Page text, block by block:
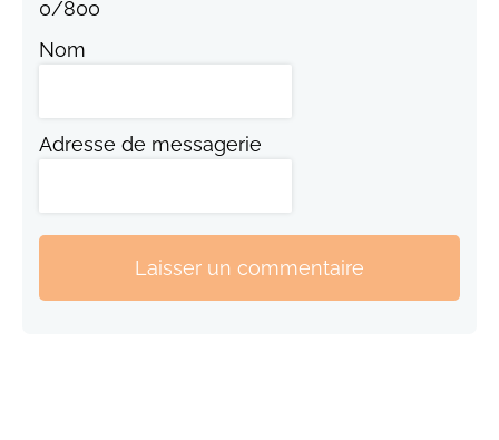
0/800
Nom
Adresse de messagerie
Laisser un commentaire